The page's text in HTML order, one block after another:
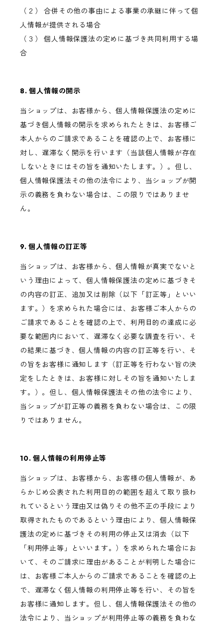
（２） 合併その他の事由による事業の承継に伴って個
人情報が提供される場合
（３） 個人情報保護法の定めに基づき共同利用する場
合
8. 個人情報の開示
当ショップは、お客様から、個人情報保護法の定めに
基づき個人情報の開示を求められたときは、お客様ご
本人からのご請求であることを確認の上で、お客様に
対し、遅滞なく開示を行います（当該個人情報が存在
しないときにはその旨を通知いたします。）。但し、
個人情報保護法その他の法令により、当ショップが開
示の義務を負わない場合は、この限りではありませ
ん。
9. 個人情報の訂正等
当ショップは、お客様から、個人情報が真実でないと
いう理由によって、個人情報保護法の定めに基づきそ
の内容の訂正、追加又は削除（以下「訂正等」といい
ます。）を求められた場合には、お客様ご本人からの
ご請求であることを確認の上で、利用目的の達成に必
要な範囲内において、遅滞なく必要な調査を行い、そ
の結果に基づき、個人情報の内容の訂正等を行い、そ
の旨をお客様に通知します（訂正等を行わない旨の決
定をしたときは、お客様に対しその旨を通知いたしま
す。）。但し、個人情報保護法その他の法令により、
当ショップが訂正等の義務を負わない場合は、この限
りではありません。
10. 個人情報の利用停止等
当ショップは、お客様から、お客様の個人情報が、あ
らかじめ公表された利用目的の範囲を超えて取り扱わ
れているという理由又は偽りその他不正の手段により
取得されたものであるという理由により、個人情報保
護法の定めに基づきその利用の停止又は消去（以下
「利用停止等」といいます。）を求められた場合にお
いて、そのご請求に理由があることが判明した場合に
は、お客様ご本人からのご請求であることを確認の上
で、遅滞なく個人情報の利用停止等を行い、その旨を
お客様に通知します。但し、個人情報保護法その他の
法令により、当ショップが利用停止等の義務を負わな